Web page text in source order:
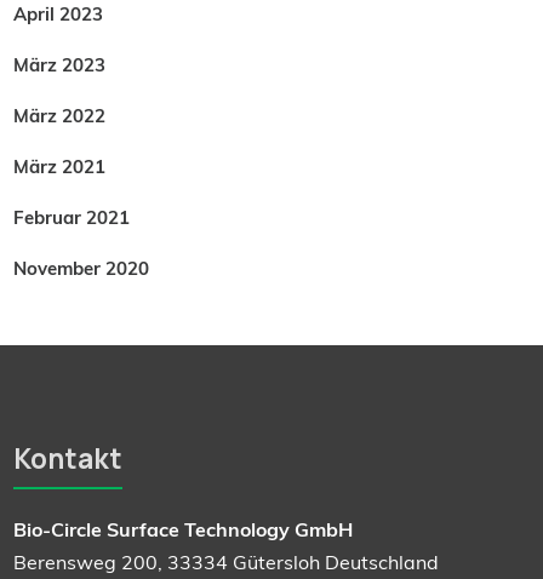
April 2023
März 2023
März 2022
März 2021
Februar 2021
November 2020
Kontakt
Bio-Circle Surface Technology GmbH
Berensweg 200, 33334 Gütersloh Deutschland